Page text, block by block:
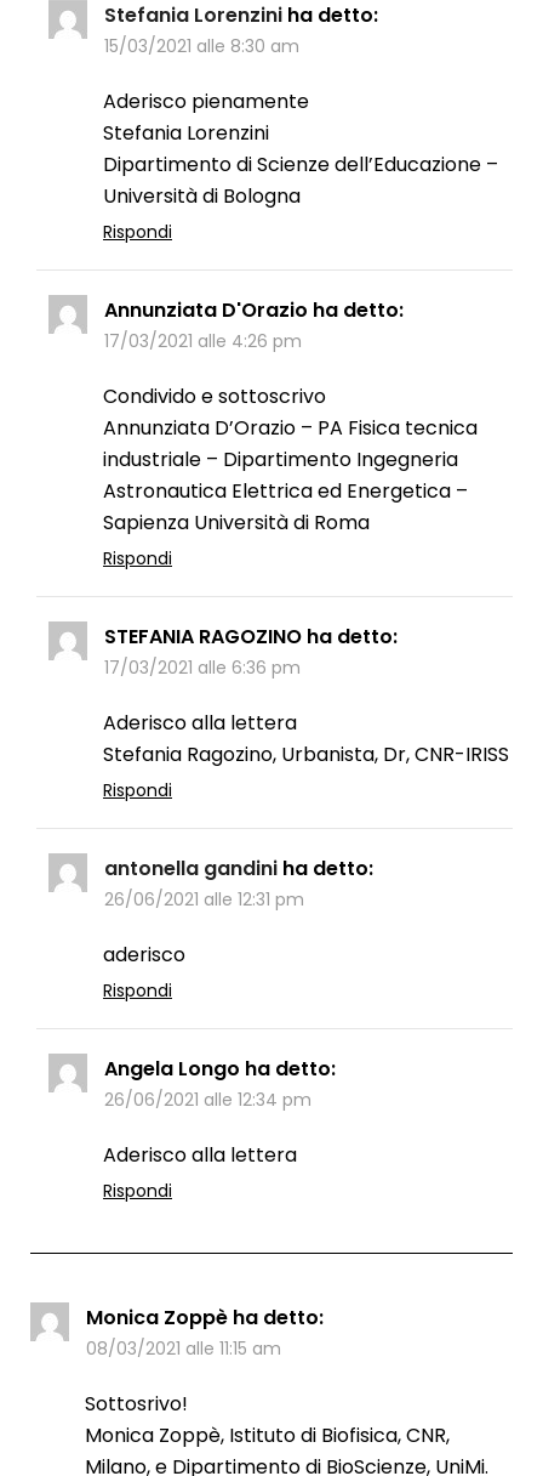
Stefania Lorenzini ha detto:
15/03/2021 alle 8:30 am
Aderisco pienamente
Stefania Lorenzini
Dipartimento di Scienze dell’Educazione –
Università di Bologna
Rispondi
Annunziata D'Orazio ha detto:
17/03/2021 alle 4:26 pm
Condivido e sottoscrivo
Annunziata D’Orazio – PA Fisica tecnica
industriale – Dipartimento Ingegneria
Astronautica Elettrica ed Energetica –
Sapienza Università di Roma
Rispondi
STEFANIA RAGOZINO ha detto:
17/03/2021 alle 6:36 pm
Aderisco alla lettera
Stefania Ragozino, Urbanista, Dr, CNR-IRISS
Rispondi
antonella gandini ha detto:
26/06/2021 alle 12:31 pm
aderisco
Rispondi
Angela Longo ha detto:
26/06/2021 alle 12:34 pm
Aderisco alla lettera
Rispondi
Monica Zoppè ha detto:
08/03/2021 alle 11:15 am
Sottosrivo!
Monica Zoppè, Istituto di Biofisica, CNR,
Milano, e Dipartimento di BioScienze, UniMi.